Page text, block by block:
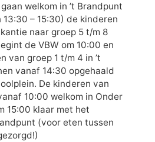
welkom in ’t Brandpunt
13:30 – 15:30) de kinderen
naar groep 5 t/m 8
de VBW om 10:00 en
van groep 1 t/m 4 in ’t
vanaf 14:30 opgehaald
De kinderen van
10:00 welkom in Onder
15:00 klaar met het
(voor eten tussen